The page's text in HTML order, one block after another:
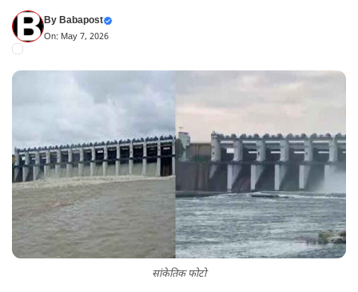
ByBabapost
On: May 7, 2026
सांकेतिक फोटो